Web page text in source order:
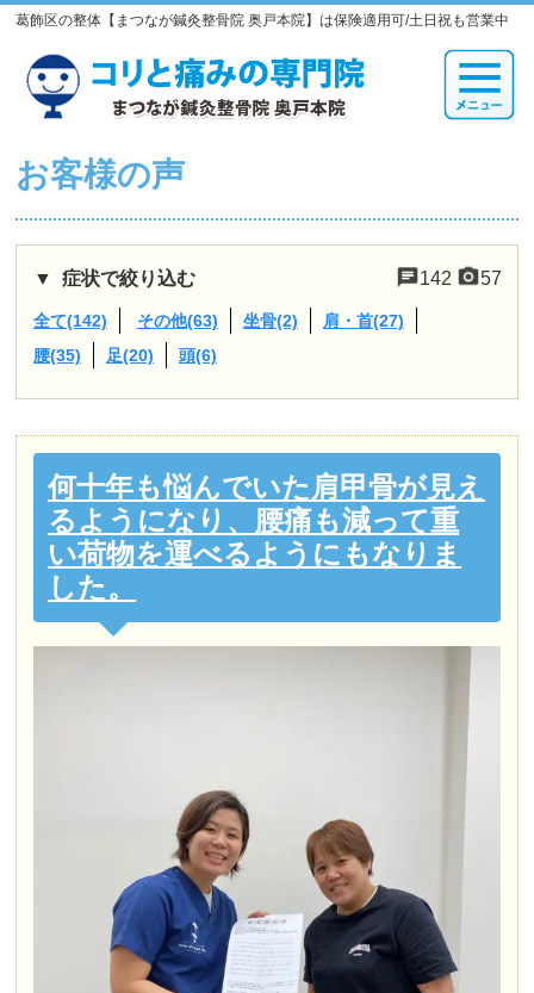
葛飾区の整体【まつなが鍼灸整骨院 奥戸本院】は保険適用可/土日祝も営業中
お客様の声
142 57
症状で絞り込む
全て(142) その他(63) 坐骨(2)
肩・首(27)
腰(35)
足(20) 頭(6)
何十年も悩んでいた肩甲骨が見え
るようになり、腰痛も減って重
い荷物を運べるようにもなりま
した。